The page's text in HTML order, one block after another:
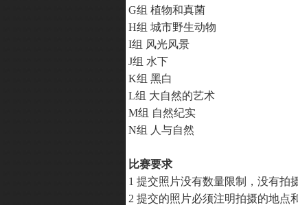
G组 植物和真菌
H组 城市野生动物
I组 风光风景
J组 水下
K组 黑白
L组 大自然的艺术
M组 自然纪实
N组 人与自然
比赛要求
1 提交照片没有数量限制，没有拍
2 提交的照片必须注明拍摄的地点